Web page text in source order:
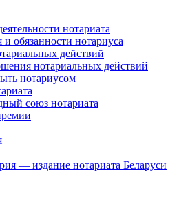
нотариата
обязанности нотариуса
действий
нотариальных действий
нотариусом
союз нотариата
— издание нотариата Беларуси